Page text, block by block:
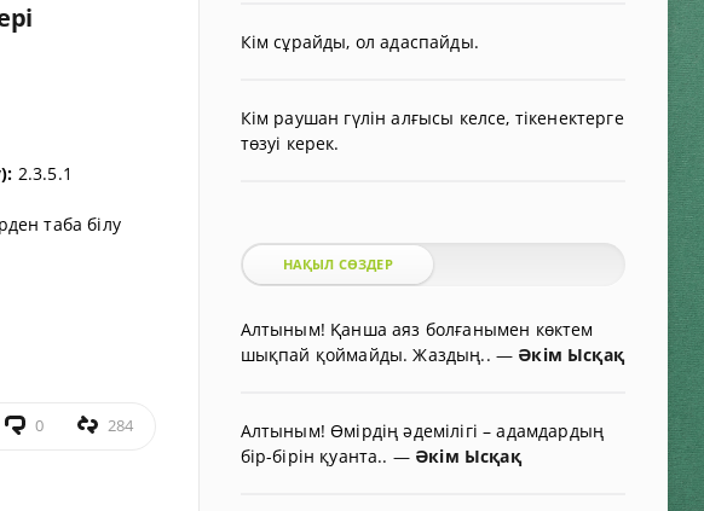
2.3.5.1
таба білу
0 284
Кім сұрайды, ол адаспайды.
Кім раушан гүлін алғысы келсе, тікенектерге
төзуі керек.
НАҚЫЛ СӨЗДЕР
Алтыным! Қанша аяз болғанымен көктем
шықпай қоймайды. Жаздың.. — Әкім Ысқақ
Алтыным! Өмірдің әдемілігі – адамдардың
бір-бірін қуанта.. — Әкім Ысқақ